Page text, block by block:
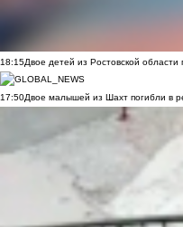
18:15Двое детей из Ростовской
17:50Двое малышей из Шахт погибли в